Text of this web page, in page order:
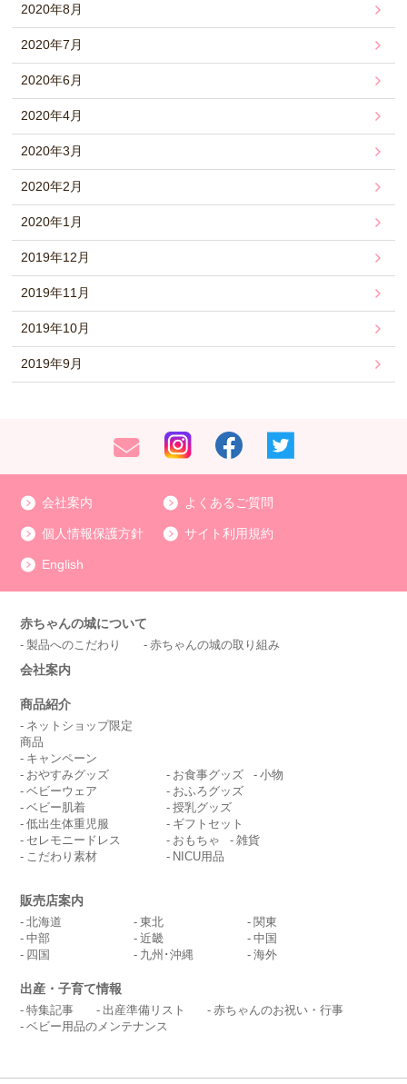
2020年8月
2020年7月
2020年6月
2020年4月
2020年3月
2020年2月
2020年1月
2019年12月
2019年11月
2019年10月
2019年9月
会社案内 よくあるご質問
個人情報保護方針 サイト利用規約
English
赤ちゃんの城について
製品へのこだわり 赤ちゃんの城の取り組み
会社案内
商品紹介
ネットショップ限定
商品
キャンペーン
おやすみグッズ
ベビーウェア
ベビー肌着
低出生体重児服
セレモニードレス
こだわり素材
お食事グッズ
小物
おふろグッズ
授乳グッズ
ギフトセット
おもちゃ
雑貨
NICU用品
販売店案内
北海道 東北
関東
中部
近畿
中国
四国
九州･沖縄 海外
出産・子育て情報
特集記事 出産準備リスト
赤ちゃんのお祝い・行事
ベビー用品のメンテナンス